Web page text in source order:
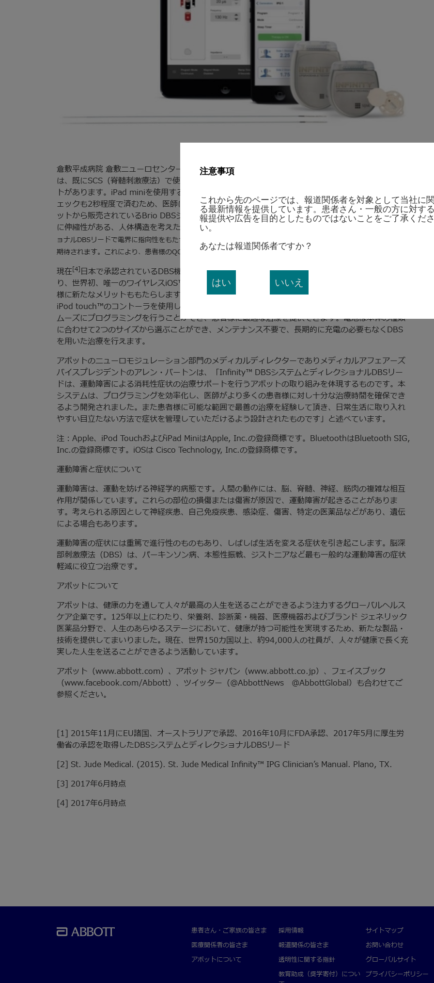
倉敷平成病院 倉敷ニューロセンター長 上利 崇 先生は、「Apple技術を使用したプラットフォーム
は、既にSCS（脊髄刺激療法）で使用していますが、日本語で表記されているため使いやすいメリッ
トがあります。iPad miniを使用することで医師用プログラマの立ち上がりも速く、インピーダンスチ
ェックも2秒程度で済むため、医師にとってもストレスがありません。エクステンションは、既にアボ
ットから販売されているBrio DBSシステムで使用しているeXtend技術を採用しており、径が細い上
に伸縮性がある、人体構造を考えたデザインになっています。Infinity
TM
ョナルDBSリードで電界に指向性をもたせることで、刺激による副作用を軽減し、刺激の効果を最大にできることが
期待されます。これにより、患者様のQOLの向上が大いに期待できます」と述べています。
現在[4]日本で承認されているDBS機器の中で、日本語が表示される初めてのインターフェースであ
り、世界初、唯一のワイヤレスiOS™ソフトウェアプラットフォーム上で作動する本システムは、患者
様に新たなメリットももたらします。医師はiPad mini™を用いてプログラミングを行い、患者様は
iPod touch™のコントーラを使用しているため、Bluetooth
ムーズにプログラミングを行うことができ、患者様に最適な治療を提供できます。電池は本体の種類
に合わせて2つのサイズから選ぶことができ、メンテナンス不要で、長期的に充電の必要もなくDBS
を用いた治療を行えます。
アボットのニューロモジュレーション部門のメディカルディレクターでありメディカルアフェアーズ
バイスプレジデントのアレン・バートンは、「Infinity™ DBSシステムとディレクショナルDBSリー
ドは、運動障害による消耗性症状の治療サポートを行うアボットの取り組みを体現するものです。本
システムは、プログラミングを効率化し、医師がより多くの患者様に対し十分な治療時間を確保でき
るよう開発されました。また患者様に可能な範囲で最善の治療を経験して頂き、日常生活に取り入れ
やすい目立たない方法で症状を管理していただけるよう設計されたものです」と述べています。
注：Apple、iPod TouchおよびiPad MiniはApple, Inc.の登録商標です。BluetoothはBluetooth SIG,
Inc.の登録商標です。iOSは Cisco Technology, Inc.の登録商標です。
運動障害と症状について
運動障害は、運動を妨げる神経学的病態です。人間の動作には、脳、脊髄、神経、筋肉の複雑な相互
作用が関係しています。これらの部位の損傷または傷害が原因で、運動障害が起きることがありま
す。考えられる原因として神経疾患、自己免疫疾患、感染症、傷害、特定の医薬品などがあり、遺伝
による場合もあります。
運動障害の症状には重篤で進行性のものもあり、しばしば生活を変える症状を引き起こします。脳深
部刺激療法（DBS）は、パーキンソン病、本態性振戦、ジストニアなど最も一般的な運動障害の症状
軽減に役立つ治療です。
アボットについて
アボットは、健康の力を通して人々が最高の人生を送ることができるよう注力するグローバルヘルス
ケア企業です。125年以上にわたり、栄養剤、診断薬・機器、医療機器およびブランド ジェネリック
医薬品分野で、人生のあらゆるステージにおいて、健康が持つ可能性を実現するため、新たな製品・
技術を提供してまいりました。現在、世界150カ国以上、約94,000人の社員が、人々が健康で長く充
実した人生を送ることができるよう活動しています。
アボット（www.abbott.com）、アボット ジャパン（www.abbott.co.jp）、フェイスブック
（www.facebook.com/Abbott）、ツイッター（@AbbottNews @AbbottGlobal）も合わせてご
参照ください。
[1] 2015年11月にEU諸国、オーストラリアで承認、2016年10月にFDA承認、2017年5月に厚生労
働省の承認を取得したDBSシステムとディレクショナルDBSリード
[2] St. Jude Medical. (2015). St. Jude Medical Infinity™ IPG Clinician’s Manual. Plano, TX.
[3] 2017年6月時点
[4] 2017年6月時点
患者さん・ご家族の皆さま
医療関係者の皆さま
アボットについて
採用情報
報道関係の皆さま
透明性に関する指針
教育助成（奨学寄付）につい
サイトマップ
お問い合わせ
グローバルサイト
プライバシーポリシー
注意事項
これから先のページでは、報道関係者を対象として当社に
る最新情報を提供しています。患者さん・一般の方に対す
報提供や広告を目的としたものではないことをご了承くださ
い。
あなたは報道関係者ですか？
はい いいえ